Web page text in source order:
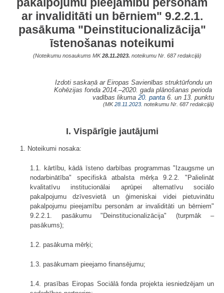
ar invaliditāti un bērniem" 9.2.2.1.
pasākuma "Deinstitucionalizācija"
īstenošanas noteikumi
(Noteikumu nosaukums MK28.11.2023. noteikumu Nr. 687 redakcijā)
Izdoti saskaņā ar Eiropas Savienības struktūrfondu un
Kohēzijas fonda 2014.–2020. gada plānošanas perioda
vadības likuma 20. panta 6. un 13. punktu
(MK28.11.2023. noteikumu Nr. 687 redakcijā)
I. Vispārīgie jautājumi
1. Noteikumi nosaka:
1.1. kārtību, kādā īsteno darbības programmas "Izaugsme un
nodarbinātība" specifiskā atbalsta mērķa 9.2.2. "Palielināt
kvalitatīvu institucionālai aprūpei alternatīvu sociālo
pakalpojumu dzīvesvietā un ģimeniskai videi pietuvinātu
pakalpojumu pieejamību personām ar invaliditāti un bērniem"
9.2.2.1. pasākumu "Deinstitucionalizācija" (turpmāk –
pasākums);
1.2. pasākuma mērķi;
1.3. pasākumam pieejamo finansējumu;
1.4. prasības Eiropas Sociālā fonda projekta iesniedzējam un